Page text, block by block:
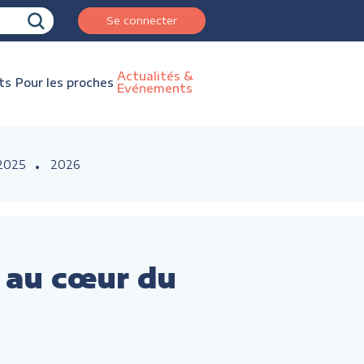
Se connecter
Pour les proches Actualités &
Evénements
2026
au cœur du